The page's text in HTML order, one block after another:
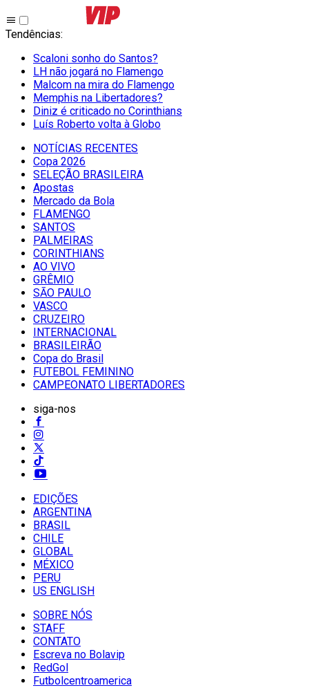
Tendências:
Scaloni sonho do Santos?
LH não jogará no Flamengo
Malcom na mira do Flamengo
Memphis na Libertadores?
Diniz é criticado no Corinthians
Luís Roberto volta à Globo
NOTÍCIAS RECENTES
Copa 2026
SELEÇÃO BRASILEIRA
Apostas
Mercado da Bola
FLAMENGO
SANTOS
PALMEIRAS
CORINTHIANS
AO VIVO
GRÊMIO
SĀO PAULO
VASCO
CRUZEIRO
INTERNACIONAL
BRASILEIRÃO
Copa do Brasil
FUTEBOL FEMININO
CAMPEONATO LIBERTADORES
siga-nos
EDIÇÕES
ARGENTINA
BRASIL
CHILE
GLOBAL
MÉXICO
PERU
US ENGLISH
SOBRE NÓS
STAFF
CONTATO
Escreva no Bolavip
RedGol
Futbolcentroamerica